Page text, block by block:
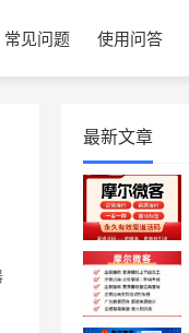
常见问题 使用问答
最新文章